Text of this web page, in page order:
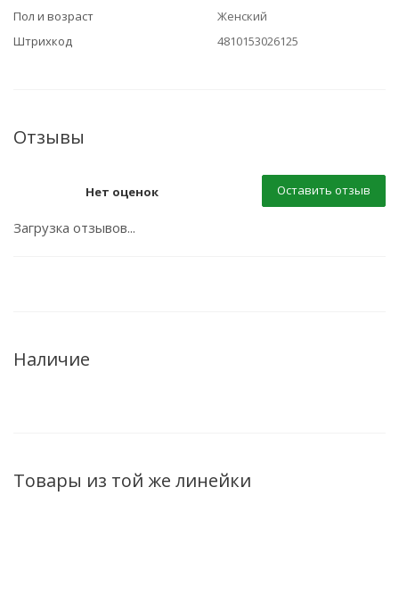
Пол и возраст
Женский
Штрихкод
4810153026125
Отзывы
Нет оценок Оставить отзыв
Загрузка отзывов...
Наличие
Товары из той же линейки